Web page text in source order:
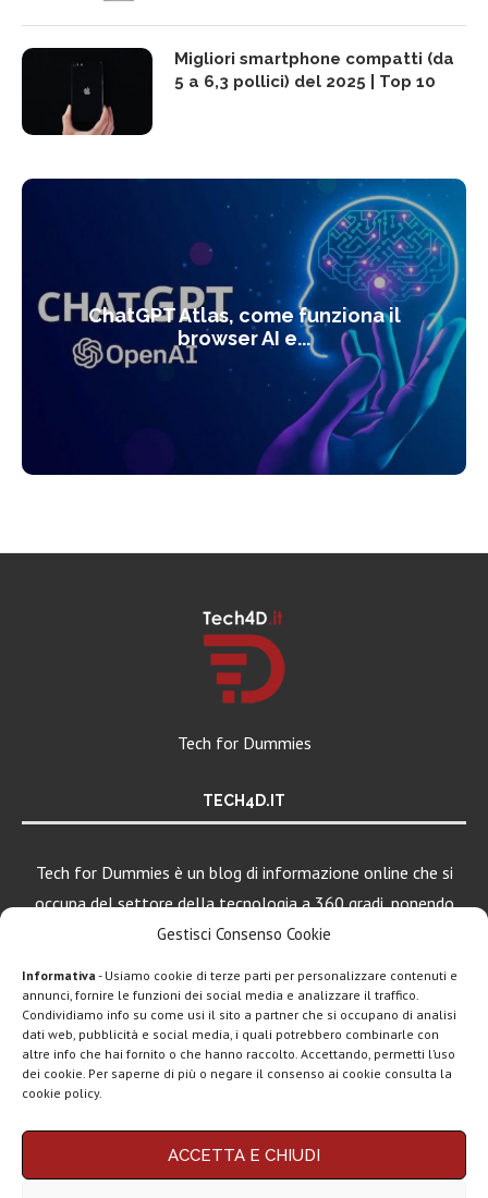
Gestisci Consenso Cookie
Informativa - Usiamo cookie di terze parti per personalizzare contenuti e
annunci, fornire le funzioni dei social media e analizzare il traffico.
Condividiamo info su come usi il sito a partner che si occupano di analisi
dati web, pubblicità e social media, i quali potrebbero combinarle con
altre info che hai fornito o che hanno raccolto. Accettando, permetti l’uso
dei cookie. Per saperne di più o negare il consenso ai cookie consulta la
cookie policy.
ACCETTA E CHIUDI
Migliori smartphone compatti (da
5 a 6,3 pollici) del 2025 | Top 10
ChatGPT Atlas, come funziona il
browser AI e...
Tech for Dummies
TECH4D.IT
Tech for Dummies è un blog di informazione online che si
occupa del settore della tecnologia a 360 gradi, ponendo
una particolare attenzione al mondo Android, Apple e
Chi siamo Contatti Disclaimer Privacy policy
LEGGI ANCHE
iPad Pro, MacBook